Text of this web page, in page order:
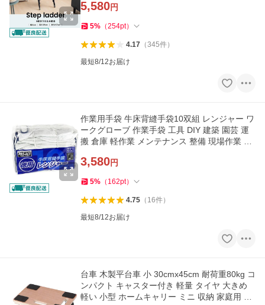
5,580円
5% （254pt）
4.17（345件）
最短8/12お届け
作業用手袋 牛床背縫手袋10双組 レンジャー ワ
ークグローブ 作業手袋 工具 DIY 建築 園芸 運
搬 倉庫 軽作業 メンテナンス 整備 現場作業 家
3,580円
5% （ 162pt）
4.75（ 16件）
最短8/12お届け
台車 木製平台車 小 30cmx45cm 耐荷重80kg コ
ンパクト キャスター付き 軽量 タイヤ 大きめ
軽い 小型 ホームキャリー ミニ 収納 家庭用 シ